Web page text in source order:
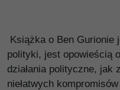
Książka o Ben Gurionie
polityki, jest opowieścią
działania polityczne, jak
niełatwych